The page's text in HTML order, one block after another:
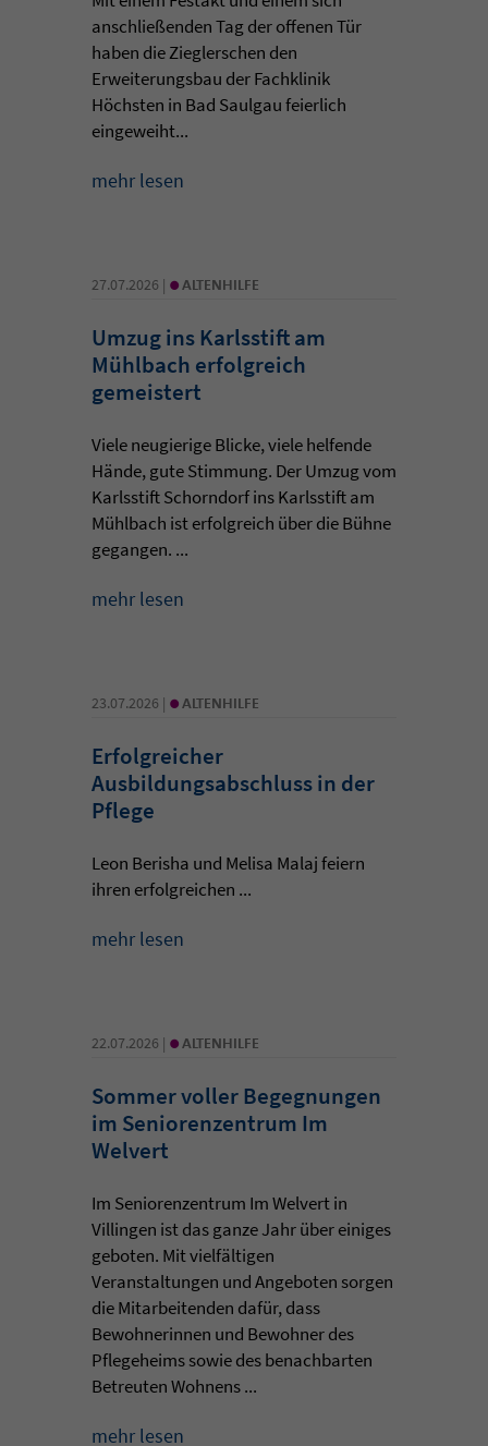
anschließenden Tag der offenen Tür
haben die Zieglerschen den
Erweiterungsbau der Fachklinik
Höchsten in Bad Saulgau feierlich
eingeweiht...
mehr lesen
27.07.2026 | • ALTENHILFE
Umzug ins Karlsstift am
Mühlbach erfolgreich
gemeistert
Viele neugierige Blicke, viele helfende
Hände, gute Stimmung. Der Umzug vom
Karlsstift Schorndorf ins Karlsstift am
Mühlbach ist erfolgreich über die Bühne
gegangen. ...
mehr lesen
23.07.2026 | • ALTENHILFE
Erfolgreicher
Ausbildungsabschluss in der
Pflege
Leon Berisha und Melisa Malaj feiern
ihren erfolgreichen ...
mehr lesen
22.07.2026 | • ALTENHILFE
Sommer voller Begegnungen
im Seniorenzentrum Im
Welvert
Im Seniorenzentrum Im Welvert in
Villingen ist das ganze Jahr über einiges
geboten. Mit vielfältigen
Veranstaltungen und Angeboten sorgen
die Mitarbeitenden dafür, dass
Bewohnerinnen und Bewohner des
Pflegeheims sowie des benachbarten
Betreuten Wohnens ...
mehr lesen